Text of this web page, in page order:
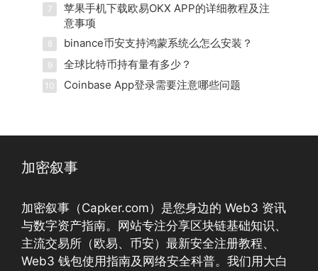
7
苹果手机下载欧易OKX APP的详细教程及注
意事项
8 binance币安支持鸿蒙系统么怎么安装？
9 全球比特币持有量有多少？
10 Coinbase App登录需要注意哪些问题
加密叙事
加密叙事（Capker.com）是您身边的 Web3 资讯
与数字资产指南。网站专注分享区块链基础知识、
主流交易所（欧易、币安）最新安全注册教程、
Web3 钱包使用指南及网络安全科普。我们用大白